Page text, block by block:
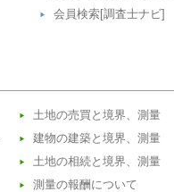
会員検索[調査士ナビ]
土地の売買と境界、測量
建物の建築と境界、測量
土地の相続と境界、測量
測量の報酬について